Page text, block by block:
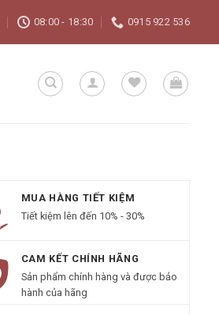
08:00 - 18:30 0915 922 536
MUA HÀNG TIẾT KIỆM
Tiết kiệm lên đến 10% - 30%
CAM KẾT CHÍNH HÃNG
Sản phẩm chính hàng và được bảo
hành của hãng